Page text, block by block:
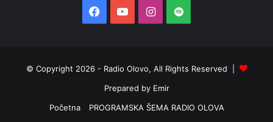
Facebook
YouTubeInstagram
Spotify
© Copyright 2026 - Radio Olovo, All Rights Reserved |
Prepared by Emir
Početna
PROGRAMSKA ŠEMA RADIO OLOVA